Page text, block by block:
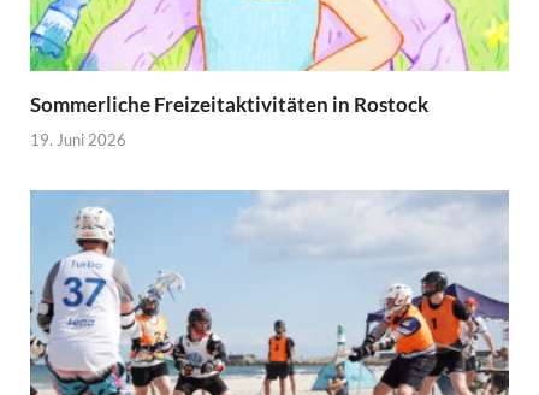
Sommerliche Freizeitaktivitäten in Rostock
19. Juni 2026